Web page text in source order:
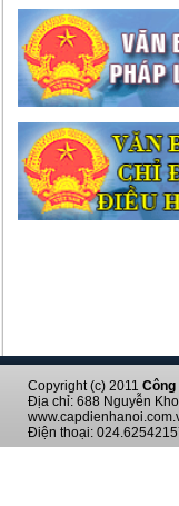
Copyright (c) 2011 Công
Địa chỉ: 688 Nguyễn
Điện thoại: